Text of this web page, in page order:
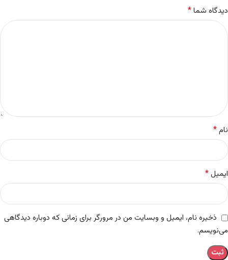
دیدگاه شما*
نام*
ایمیل*
ذخیره نام، ایمیل و وبسایت من در مرورگر برای زمانی که دوباره دیدگاهی
می‌نویسم.